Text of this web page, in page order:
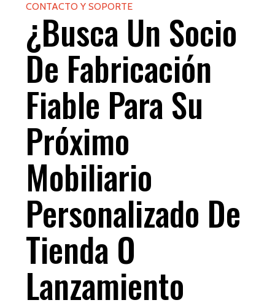
CONTACTO Y SOPORTE
¿Busca Un Socio
De Fabricación
Fiable Para Su
Próximo
Mobiliario
Personalizado De
Tienda O
Lanzamiento